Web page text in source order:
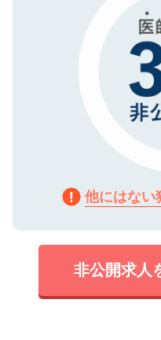
他にはない
非公開求人